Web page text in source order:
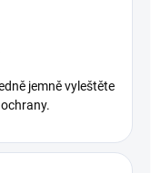
jemně vyleštěte